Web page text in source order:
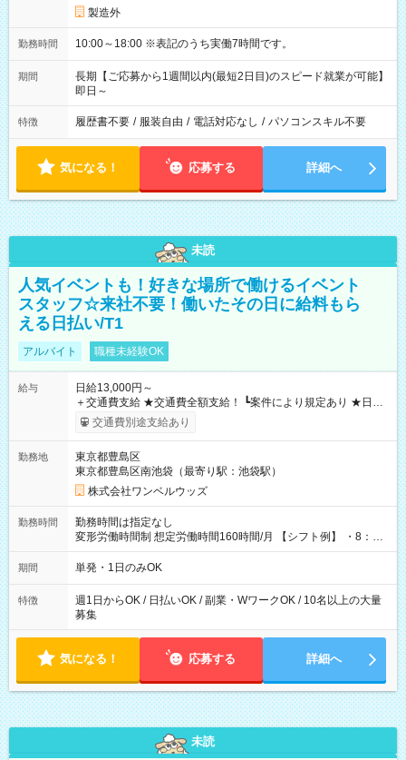
製造外
勤務時間 10:00～18:00 ※表記のうち実働7時間です。
期間
長期【ご応募から1週間以内(最短2日目)のスピード就業が可能】
即日～
特徴 履歴書不要 / 服装自由 / 電話対応なし / パソコンスキル不要
気になる！ 応募する 詳細へ
未読
人気イベントも！好きな場所で働けるイベント
スタッフ☆来社不要！働いたその日に給料もら
える日払い/T1
アルバイト 職種未経験OK
給与
日給13,000円～
＋交通費支給 ★交通費全額支給！ ┗案件により規定あり ★日払
いOK！（規定あり） ┗働いたその日に現金GET♪ お仕事後はコ
ンビニATMから 日払い分を引き落とせます！ 【試用期間】試
交通費別途支給あり
勤務地
東京都豊島区
東京都豊島区南池袋（最寄り駅：池袋駅）
株式会社ワンベルウッズ
勤務時間
勤務時間は指定なし
変形労働時間制 想定労働時間160時間/月 【シフト例】 ・8：00
～21：00
期間 単発・1日のみOK
特徴
週1日からOK / 日払いOK / 副業・WワークOK / 10名以上の大量
募集
気になる！ 応募する 詳細へ
未読